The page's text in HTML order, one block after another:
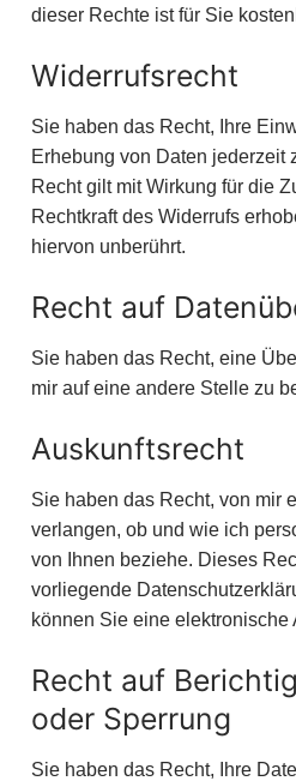
dieser Rechte ist für Sie
Widerrufsrecht
Sie haben das Recht, Ihre
Erhebung von Daten jederzeit
Recht gilt mit Wirkung für die
Rechtkraft des Widerrufs
hiervon unberührt.
Recht auf
Sie haben das Recht, eine
mir auf eine andere Stelle zu
Auskunftsrecht
Sie haben das Recht, von mir
verlangen, ob und wie ich
von Ihnen beziehe. Dieses
vorliegende
können Sie eine elektronische
Recht auf
oder Sperrung
Sie haben das Recht, Ihre